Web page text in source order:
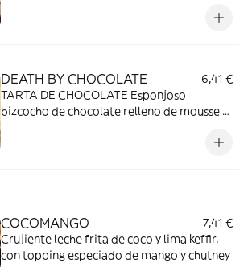
DEATH BY CHOCOLATE
6,41 €
TARTA DE CHOCOLATE Esponjoso
bizcocho de chocolate relleno de mousse y
COCOMANGO
7,41 €
Crujiente leche frita de coco y lima keffir,
con topping especiado de mango y chutney